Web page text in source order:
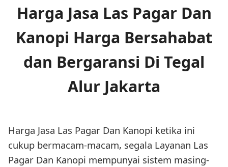
Harga Jasa Las Pagar Dan
Kanopi Harga Bersahabat
dan Bergaransi Di Tegal
Alur Jakarta
Harga Jasa Las Pagar Dan Kanopi ketika ini
cukup bermacam-macam, segala Layanan Las
Pagar Dan Kanopi mempunyai sistem masing-